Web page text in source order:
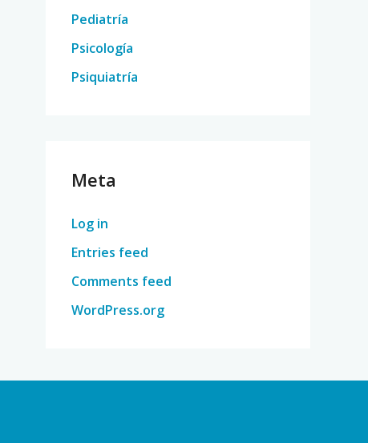
Pediatría
Psicología
Psiquiatría
Meta
Log in
Entries feed
Comments feed
WordPress.org